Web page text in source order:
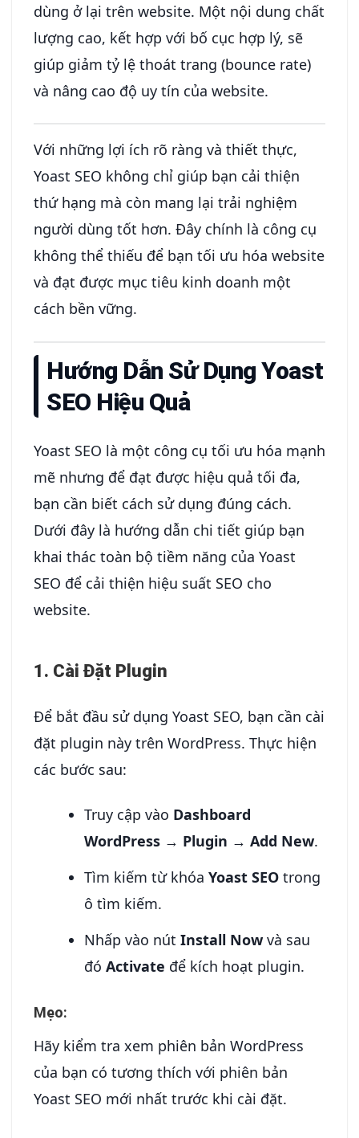
dùng ở lại trên website. Một nội dung chất
lượng cao, kết hợp với bố cục hợp lý, sẽ
giúp giảm tỷ lệ thoát trang (bounce rate)
và nâng cao độ uy tín của website.
Với những lợi ích rõ ràng và thiết thực,
Yoast SEO không chỉ giúp bạn cải thiện
thứ hạng mà còn mang lại trải nghiệm
người dùng tốt hơn. Đây chính là công cụ
không thể thiếu để bạn tối ưu hóa website
và đạt được mục tiêu kinh doanh một
cách bền vững.
Hướng Dẫn Sử Dụng Yoast
SEO Hiệu Quả
Yoast SEO là một công cụ tối ưu hóa mạnh
mẽ nhưng để đạt được hiệu quả tối đa,
bạn cần biết cách sử dụng đúng cách.
Dưới đây là hướng dẫn chi tiết giúp bạn
khai thác toàn bộ tiềm năng của Yoast
SEO để cải thiện hiệu suất SEO cho
website.
1. Cài Đặt Plugin
Để bắt đầu sử dụng Yoast SEO, bạn cần cài
đặt plugin này trên WordPress. Thực hiện
các bước sau:
Truy cập vào Dashboard
WordPress → Plugin →Add New.
Tìm kiếm từ khóaYoast SEO trong
ô tìm kiếm.
Nhấp vào nútInstall Now và sau
đóActivate để kích hoạt plugin.
Mẹo:
Hãy kiểm tra xem phiên bản WordPress
của bạn có tương thích với phiên bản
Yoast SEO mới nhất trước khi cài đặt.